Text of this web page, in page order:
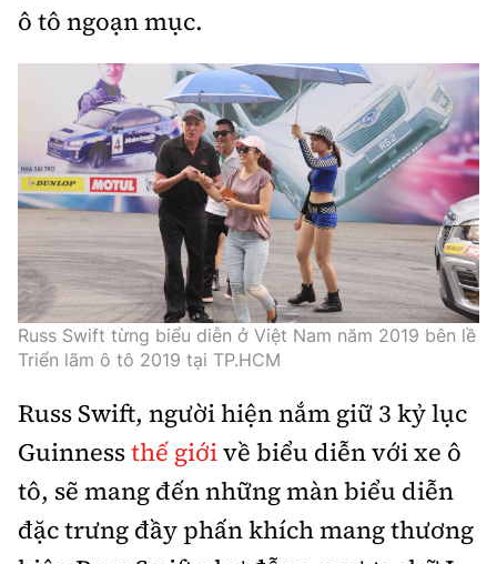
Tư vấn
Xe máy
Cơ quan chủ quản: Bộ Xây dựng
Tổng biên tập:Nguyễn Thị Hồng Nga
Trưởng ban Ô tô - Xe máy:Nguyễn Tiến Mạnh
Giấy phép số: 03/GP-BC, cấp ngày 22/4/2025
Chuyên trang của Báo Xây dựng
Tòa soạn: Số 2 Nguyễn Công Hoan, phường Giảng Võ,
Hotline: 0967 376 459;
Liên hệ quảng cáo phát hành: 0915.057.282
Email:bandoc@baoxaydung.vn
ô tô ngoạn mục.
Russ Swift từng biểu diễn ở Việt Nam năm 2019 bên lề
Triển lãm ô tô 2019 tại TP.HCM
Russ Swift, người hiện nắm giữ 3 kỷ lục
Guinnessthế giớivề biểu diễn với xe ô
tô, sẽ mang đến những màn biểu diễn
đặc trưng đầy phấn khích mang thương